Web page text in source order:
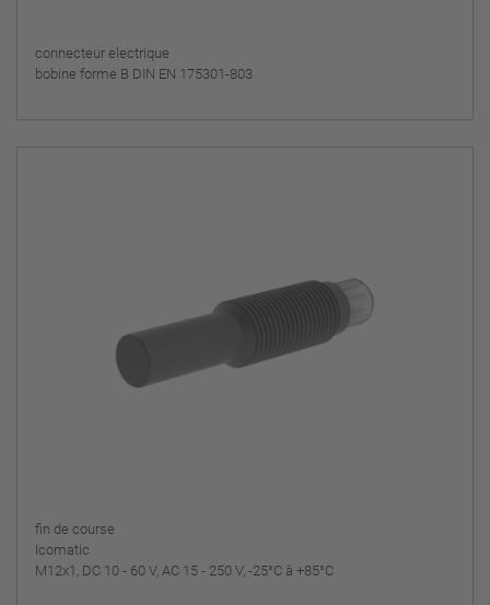
connecteur electrique
bobine forme B DIN EN 175301-803
fin de course
Icomatic
M12x1, DC 10 - 60 V, AC 15 - 250 V, -25°C à +85°C